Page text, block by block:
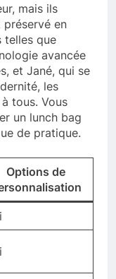
mais ils
préservé en
telles que
avancée
et Jané, qui se
les
tous. Vous
un lunch bag
de pratique.
Options de